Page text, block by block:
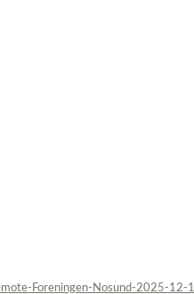
Foreningen-Nosund-2025-12-